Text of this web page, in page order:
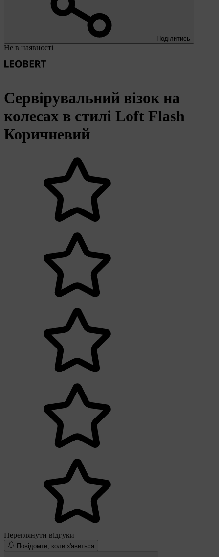
Поділитись
Не в наявності
Сервірувальний візок на
колесах в стилі Loft Flash
Коричневий
Переглянути відгуки
Повідомте, коли з'явиться